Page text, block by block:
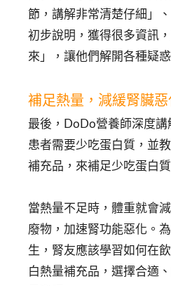
節，講解非常清楚仔細」
初步說明，獲得很多資訊
來」，讓他們解開各種疑惑
補足熱量，減緩腎臟惡
最後，DoDo營養師深度
患者需要少吃蛋白質，並
補充品，來補足少吃蛋白
當熱量不足時，體重就會
廢物，加速腎功能惡化。
生，腎友應該學習如何在
白熱量補充品，選擇合適